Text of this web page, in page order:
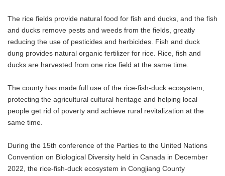
The rice fields provide natural food for fish and ducks, and the fish
and ducks remove pests and weeds from the fields, greatly
reducing the use of pesticides and herbicides. Fish and duck
dung provides natural organic fertilizer for rice. Rice, fish and
ducks are harvested from one rice field at the same time.
The county has made full use of the rice-fish-duck ecosystem,
protecting the agricultural cultural heritage and helping local
people get rid of poverty and achieve rural revitalization at the
same time.
During the 15th conference of the Parties to the United Nations
Convention on Biological Diversity held in Canada in December
2022, the rice-fish-duck ecosystem in Congjiang County